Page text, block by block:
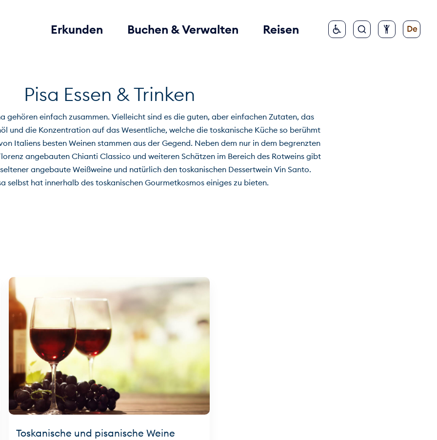
Erkunden Buchen & Verwalten Reisen De
Pisa Essen & Trinken
gehören einfach zusammen. Vielleicht sind es die guten, aber einfachen Zutaten, das
und die Konzentration auf das Wesentliche, welche die toskanische Küche so berühmt
Italiens besten Weinen stammen aus der Gegend. Neben dem nur in dem begrenzten
angebauten Chianti Classico und weiteren Schätzen im Bereich des Rotweins gibt
angebaute Weißweine und natürlich den toskanischen Dessertwein Vin Santo.
selbst hat innerhalb des toskanischen Gourmetkosmos einiges zu bieten.
Toskanische und pisanische Weine